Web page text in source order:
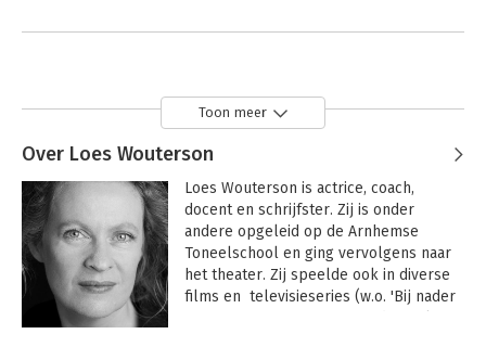
Toon meer
Over Loes Wouterson
Loes Wouterson is actrice, coach,
docent en schrijfster. Zij is onder
andere opgeleid op de Arnhemse
Toneelschool en ging vervolgens naar
het theater. Zij speelde ook in diverse
films en  televisieseries (w.o. 'Bij nader